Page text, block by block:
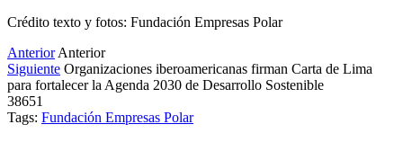
Crédito texto y fotos: Fundación Empresas Polar
Anterior Anterior
Siguiente Organizaciones iberoamericanas firman Carta de Lima
para fortalecer la Agenda 2030 de Desarrollo Sostenible
38651
Tags: Fundación Empresas Polar